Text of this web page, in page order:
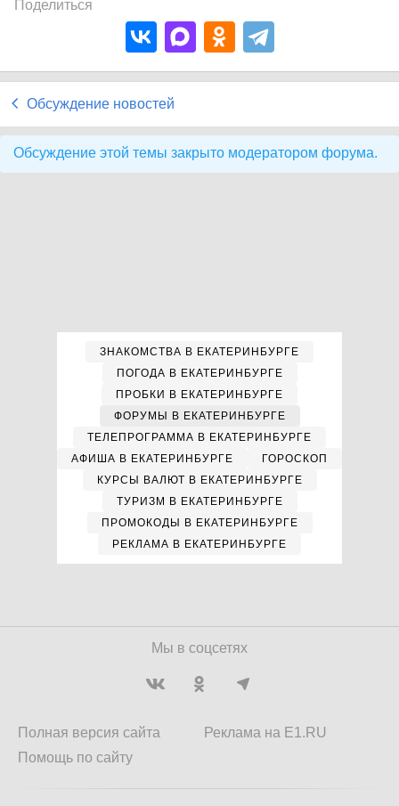
Поделиться
Обсуждение новостей
Обсуждение этой темы закрыто модератором форума.
ЗНАКОМСТВА В ЕКАТЕРИНБУРГЕ
ПОГОДА В ЕКАТЕРИНБУРГЕ
ПРОБКИ В ЕКАТЕРИНБУРГЕ
ФОРУМЫ В ЕКАТЕРИНБУРГЕ
ТЕЛЕПРОГРАММА В ЕКАТЕРИНБУРГЕ
АФИША В ЕКАТЕРИНБУРГЕ
ГОРОСКОП
КУРСЫ ВАЛЮТ В ЕКАТЕРИНБУРГЕ
ТУРИЗМ В ЕКАТЕРИНБУРГЕ
ПРОМОКОДЫ В ЕКАТЕРИНБУРГЕ
РЕКЛАМА В ЕКАТЕРИНБУРГЕ
Мы в соцсетях
Полная версия сайта
Помощь по сайту
Реклама на E1.RU